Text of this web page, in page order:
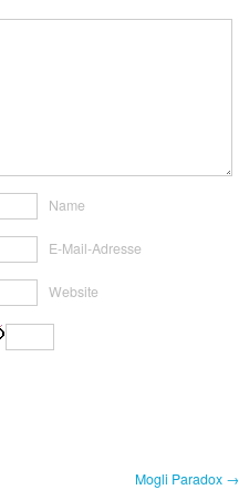
Name
E-Mail-Adresse
Website
Mogli Paradox →